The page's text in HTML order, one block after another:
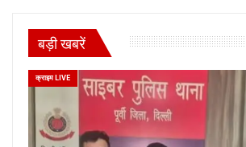
बड़ी खबरें
क्राइम LIVE